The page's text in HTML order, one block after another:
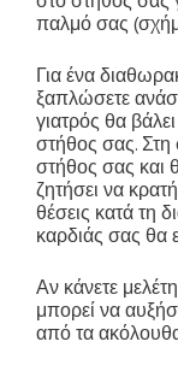
παλμό σας
Για ένα
ξαπλώσετε
γιατρός θα
στήθος σας. Στη
στήθος σας και
ζητήσει να
θέσεις κατά τη
καρδιάς σας θα
Αν κάνετε μελέτη
μπορεί να
από τα